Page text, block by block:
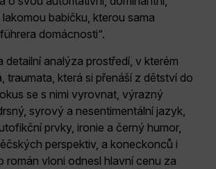
babičku, kterou sama
domácnosti“.
detailní analýza prostředí, v kterém
traumata, která si přenáší z dětství do
se s nimi vyrovnat, výrazný
syrový a nesentimentální jazyk,
prvky, ironie a černý humor,
perspektiv, a koneckonců i
román vloni odnesl hlavní cenu za